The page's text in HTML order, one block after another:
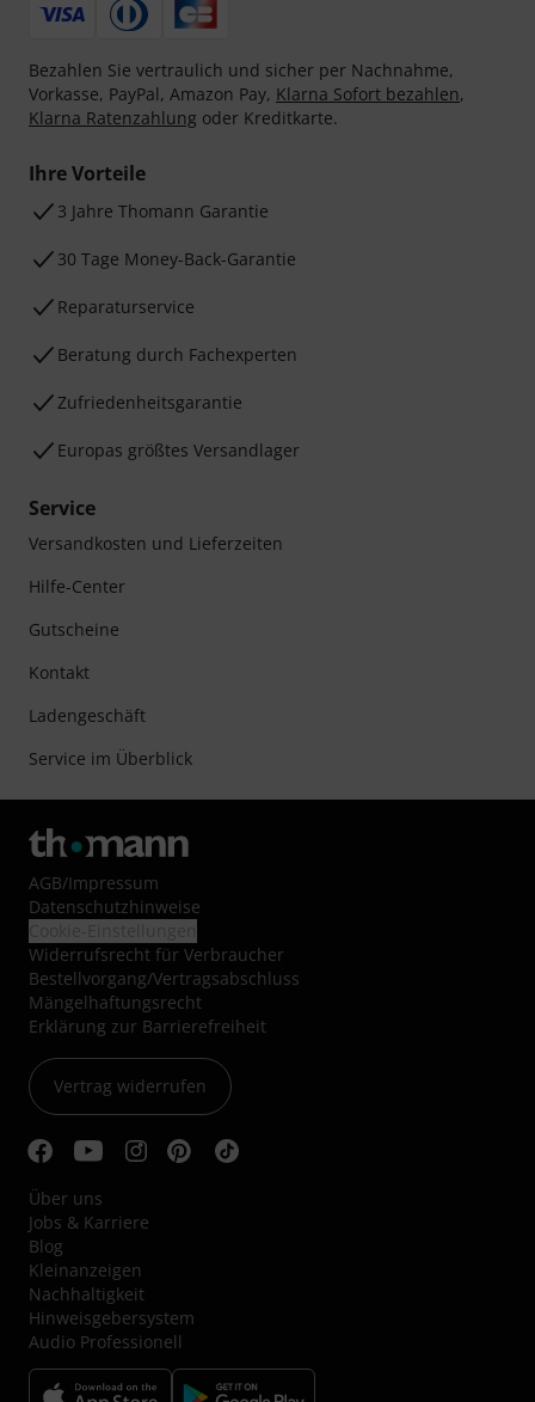
Bezahlen Sie vertraulich und sicher per Nachnahme,
Vorkasse, PayPal, Amazon Pay, Klarna Sofort bezahlen,
Klarna Ratenzahlung oder Kreditkarte.
Ihre Vorteile
3 Jahre Thomann Garantie
30 Tage Money-Back-Garantie
Reparaturservice
Beratung durch Fachexperten
Zufriedenheitsgarantie
Europas größtes Versandlager
Service
Versandkosten und Lieferzeiten
Hilfe-Center
Gutscheine
Kontakt
Ladengeschäft
Service im Überblick
AGB/Impressum
Datenschutzhinweise
Widerrufsrecht für Verbraucher
Bestellvorgang/Vertragsabschluss
Mängelhaftungsrecht
Erklärung zur Barrierefreiheit
Vertrag widerrufen
Über uns
Jobs & Karriere
Blog
Kleinanzeigen
Nachhaltigkeit
Hinweisgebersystem
Audio Professionell